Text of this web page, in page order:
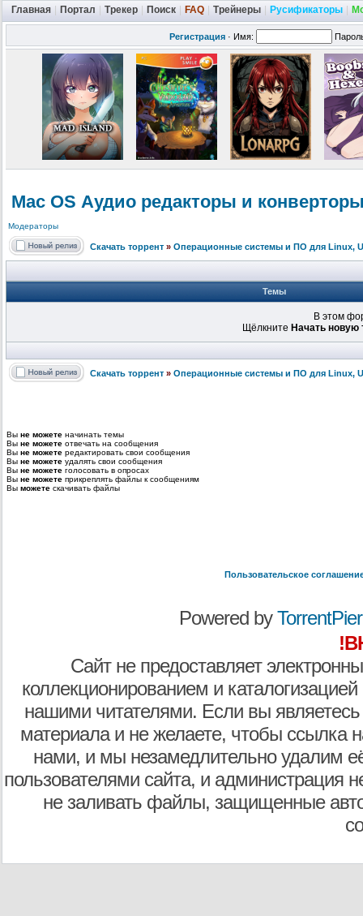
Главная Портал Трекер Поиск FAQ Трейнеры Русификаторы
Регистрация · Имя:
Mac OS Аудио редакторы и
Модераторы
Скачать торрент » Операционные системы и ПО для Linux,
Темы
В этом
Щёлкните Начать новую
Скачать торрент » Операционные системы и ПО для Linux,
Вы не можете начинать темы
Вы не можете отвечать на сообщения
Вы не можете редактировать свои сообщения
Вы не можете удалять свои сообщения
Вы не можете голосовать в опросах
Вы не можете прикреплять файлы к сообщениям
Вы можете скачивать файлы
Пользовательское
Powered by
Сайт не предоставляет
коллекционированием и
нашими читателями. Если вы являетесь
материала и не желаете, чтобы ссылка
нами, и мы незамедлительно удалим
пользователями сайта, и администрация
не заливать файлы, защищенные